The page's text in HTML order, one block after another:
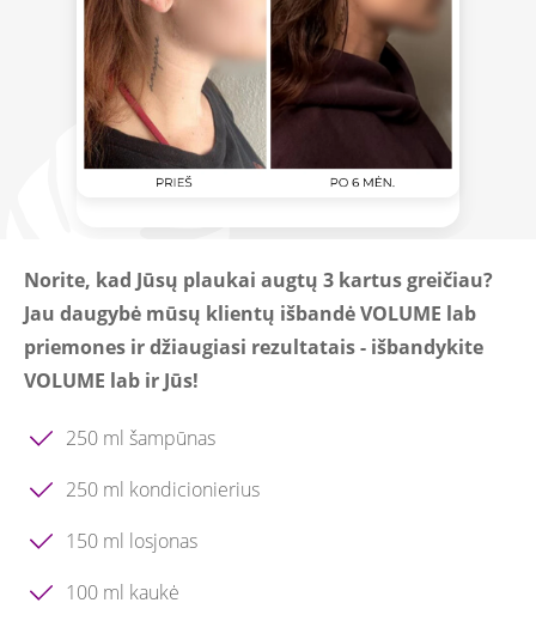
Norite, kad Jūsų plaukai augtų 3 kartus greičiau?
Jau daugybė mūsų klientų išbandė VOLUME lab
priemones ir džiaugiasi rezultatais - išbandykite
VOLUME lab ir Jūs!
250 ml šampūnas
250 ml kondicionierius
150 ml losjonas
100 ml kaukė